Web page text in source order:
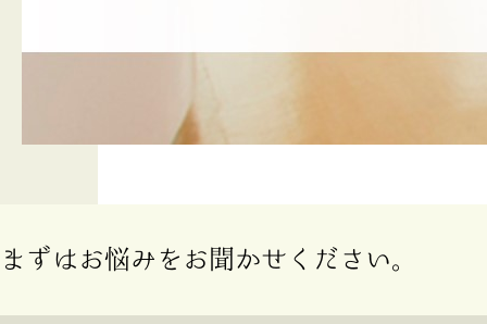
まずはお悩みをお聞かせください。